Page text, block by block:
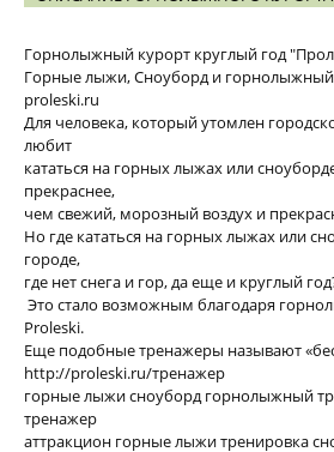
Горнолыжный курорт круглый год
Горные лыжи, Сноуборд и
proleski.ru
Для человека, который утомлен
любит
кататься на горных лыжах или
прекраснее,
чем свежий, морозный воздух и
Но где кататься на горных лыжах или
городе,
где нет снега и гор, да еще и круглый
Это стало возможным благодаря
Proleski.
Еще подобные тренажеры называют
http://proleski.ru/тренажер
горные лыжи сноуборд горнолыжный
тренажер
аттракцион горные лыжи тренировка